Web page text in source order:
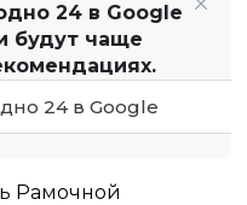
24 в Google
будут чаще
24 в Google
Рамочной